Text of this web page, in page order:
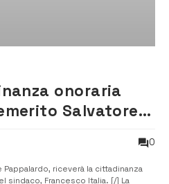
onoraria
Salvatore
0
riceverà la cittadinanza
sindaco, Francesco Italia. [/] La